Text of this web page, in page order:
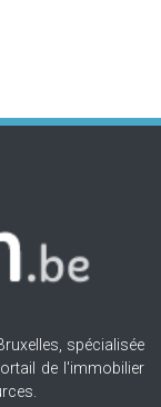
spécialisée
de l'immobilier